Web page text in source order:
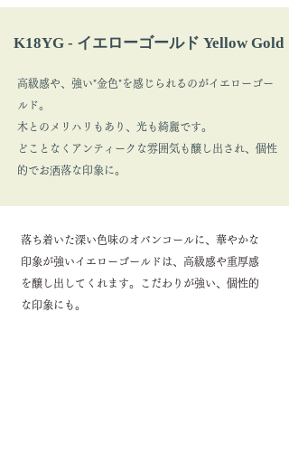
K18YG - イエローゴールド Yellow Gold
高級感や、強い"金色"を感じられるのがイエローゴー
ルド。
木とのメリハリもあり、光も綺麗です。
どことなくアンティークな雰囲気も醸し出され、個性
的でお洒落な印象に。
落ち着いた深い色味のオバンコールに、華やかな
印象が強いイエローゴールドは、高級感や重厚感
を醸し出してくれます。こだわりが強い、個性的
な印象にも。